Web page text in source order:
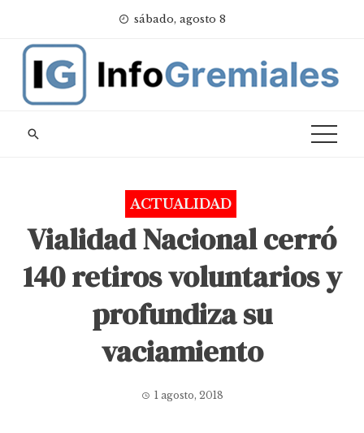
content
sábado, agosto 8
ACTUALIDAD
Vialidad Nacional cerró
140 retiros voluntarios y
profundiza su
vaciamiento
1 agosto, 2018